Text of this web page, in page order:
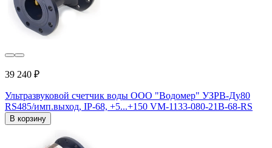
39 240 ₽
Ультразвуковой счетчик воды ООО "Водомер" УЗРВ-Ду80
RS485/имп.выход, IP-68, +5...+150 VM-1133-080-21B-68-RS
В корзину